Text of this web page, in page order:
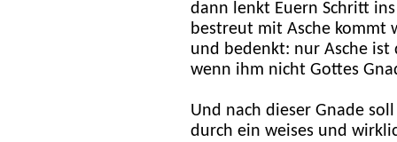
dann lenkt Euern Schritt
bestreut mit Asche kommt
und bedenkt: nur Asche
wenn ihm nicht Gottes
Und nach dieser Gnade
durch ein weises und